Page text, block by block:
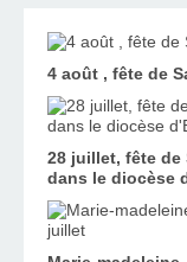
4 août , fête de
28 juillet, fête de
dans le diocèse